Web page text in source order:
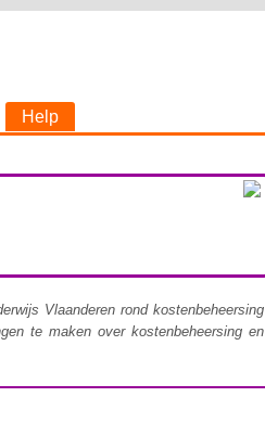
Help
Vlaanderen rond kostenbeheersing
te maken over kostenbeheersing en